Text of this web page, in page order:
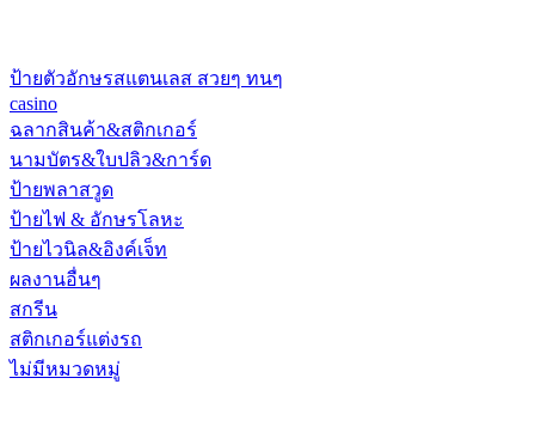
ป้ายตัวอักษรสแตนเลส สวยๆ ทนๆ
casino
ฉลากสินค้า&สติกเกอร์
นามบัตร&ใบปลิว&การ์ด
ป้ายพลาสวูด
ป้ายไฟ & อักษรโลหะ
ป้ายไวนิล&อิงค์เจ็ท
ผลงานอื่นๆ
สกรีน
สติกเกอร์แต่งรถ
ไม่มีหมวดหมู่